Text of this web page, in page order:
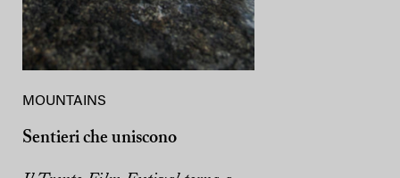
MOUNTAINS
Sentieri che uniscono